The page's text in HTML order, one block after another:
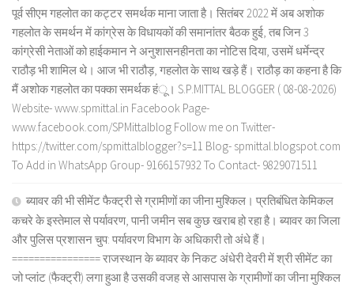
पूर्व सीएम गहलोत का कट्टर समर्थक माना जाता है। सितंबर 2022 में अब अशोक
गहलोत के समर्थन में कांग्रेस के विधायकों की समानांतर बैठक हुई, तब जिन 3
कांग्रेसी नेताओं को हाईकमान ने अनुशासनहीनता का नोटिस दिया, उसमें धर्मेन्द्र
राठौड़ भी शामिल थे। आज भी राठौड़, गहलोत के साथ खड़े हैं। राठौड़ का कहना है कि
मैं अशोक गहलोत का पक्का समर्थक हंू। S.P.MITTAL BLOGGER ( 08-08-2026)
Website- www.spmittal.in Facebook Page-
www.facebook.com/SPMittalblog Follow me on Twitter-
https://twitter.com/spmittalblogger?s=11 Blog- spmittal.blogspot.com
To Add in WhatsApp Group- 9166157932 To Contact- 9829071511
ब्यावर की भी सीमेंट फैक्ट्री से ग्रामीणों का जीना मुश्किल। प्रतिबंधित केमिकल
कचरे के इस्तेमाल से पर्यावरण, पानी जमीन सब कुछ खराब हो रहा है। ब्यावर का जिला
और पुलिस प्रशासन चुप: पर्यावरण विभाग के अधिकारी तो अंधे हैं।
================ राजस्थान के ब्यावर के निकट अंधेरी देवरी में श्री सीमेंट का
जो प्लांट (फैक्ट्री) लगा हुआ है उसकी वजह से आसपास के ग्रामीणों का जीना मुश्किल